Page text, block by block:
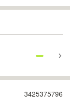
3425375796